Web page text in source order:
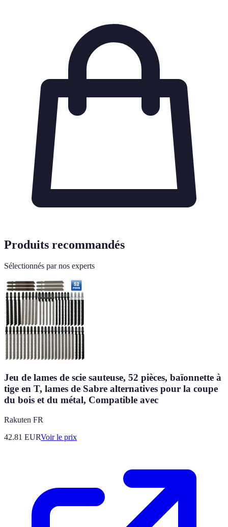
Produits recommandés
Sélectionnés par nos experts
Jeu de lames de scie sauteuse, 52 pièces, baïonnette à
tige en T, lames de Sabre alternatives pour la coupe
du bois et du métal, Compatible avec
Rakuten FR
42.81 EURVoir le prix